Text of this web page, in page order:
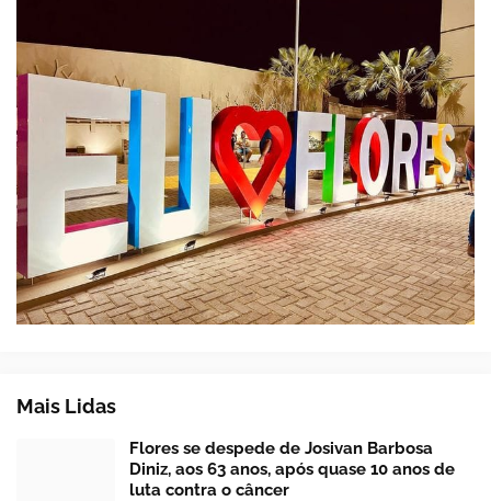
Mais Lidas
Flores se despede de Josivan Barbosa
Diniz, aos 63 anos, após quase 10 anos de
luta contra o câncer